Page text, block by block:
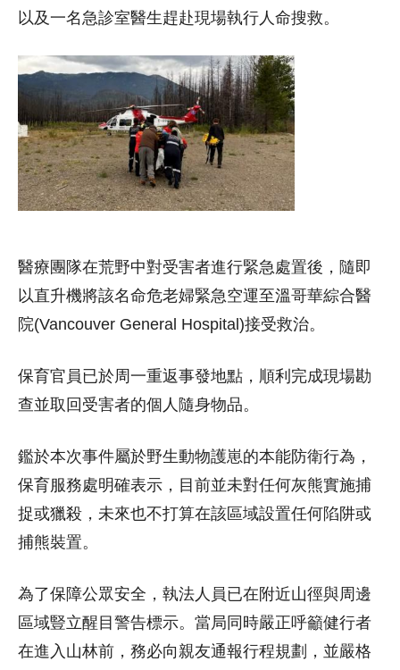
以及一名急診室醫生趕赴現場執行人命搜救。
醫療團隊在荒野中對受害者進行緊急處置後，隨即
以直升機將該名命危老婦緊急空運至溫哥華綜合醫
院(Vancouver General Hospital)接受救治。
保育官員已於周一重返事發地點，順利完成現場勘
查並取回受害者的個人隨身物品。
鑑於本次事件屬於野生動物護崽的本能防衛行為，
保育服務處明確表示，目前並未對任何灰熊實施捕
捉或獵殺，未來也不打算在該區域設置任何陷阱或
捕熊裝置。
為了保障公眾安全，執法人員已在附近山徑與周邊
區域豎立醒目警告標示。當局同時嚴正呼籲健行者
在進入山林前，務必向親友通報行程規劃，並嚴格